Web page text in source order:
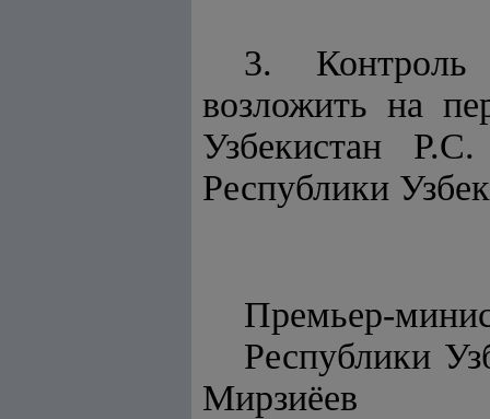
3. Контроль
возложить на
Узбекистан
Республики
Премьер-
Мирзиёев